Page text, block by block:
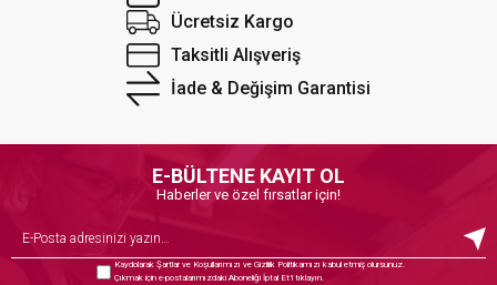
Ücretsiz Kargo
Taksitli Alışveriş
İade & Değişim Garantisi
E-BÜLTENE KAYIT OL
Haberler ve özel fırsatlar için!
Kaydolarak Şartlar ve Koşullarımızı ve Gizlilik Politikamızı kabul etmiş olursunuz.
Çıkmak için e-postalarımızdaki Aboneliği İptal Et’i tıklayın.